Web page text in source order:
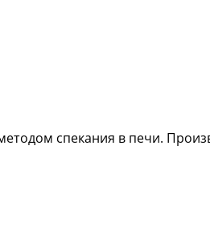
спекания в печи.